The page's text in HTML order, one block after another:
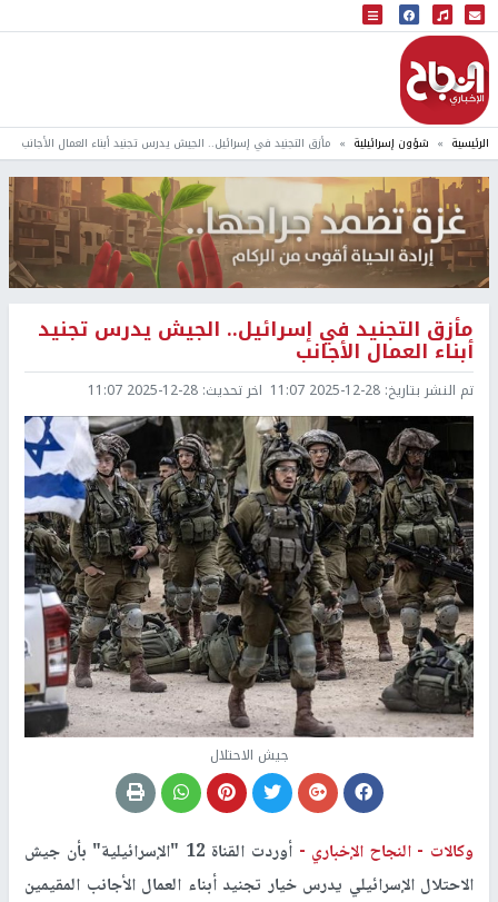
البث المباشر
إذاعة النجاح
الرئيسية شؤون إسرائيلية مأزق التجنيد في إسرائيل.. الجيش يدرس تجنيد أبناء العمال الأجانب
مأزق التجنيد في إسرائيل.. الجيش يدرس تجنيد
أبناء العمال الأجانب
تم النشر بتاريخ: 2025-12-28 11:07 اخر تحديث: 2025-12-28 11:07
جيش الاحتلال
وكالات -النجاح الإخباري -
أوردت القناة 12 "الإسرائيلية" بأن جيش
الاحتلال الإسرائيلي يدرس خيار تجنيد أبناء العمال الأجانب المقيمين